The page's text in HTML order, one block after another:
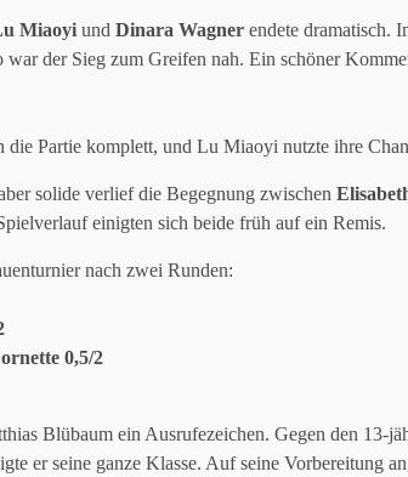
Miaoyi und Dinara Wagner endete dramatisch.
der Sieg zum Greifen nah. Ein schöner
die Partie komplett, und Lu Miaoyi nutzte ihre
solide verlief die Begegnung zwischen
einigten sich beide früh auf ein Remis.
nach zwei Runden:
0,5/2
Blübaum ein Ausrufezeichen. Gegen den 13-
er seine ganze Klasse. Auf seine Vorbereitung